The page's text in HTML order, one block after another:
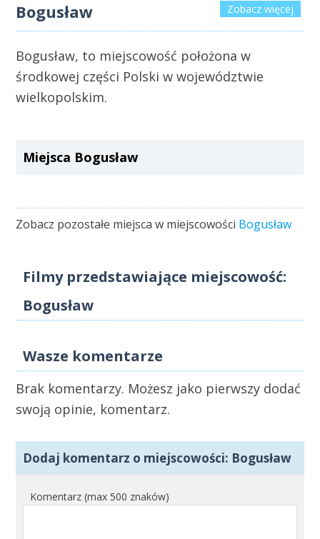
Zobacz więcej
Bogusław
Bogusław, to miejscowość położona w
środkowej części Polski w województwie
wielkopolskim.
Miejsca Bogusław
Zobacz pozostałe miejsca w miejscowości Bogusław
Filmy przedstawiające miejscowość:
Bogusław
Wasze komentarze
Brak komentarzy. Możesz jako pierwszy dodać
swoją opinie, komentarz.
Dodaj komentarz o miejscowości: Bogusław
Komentarz (max 500 znaków)